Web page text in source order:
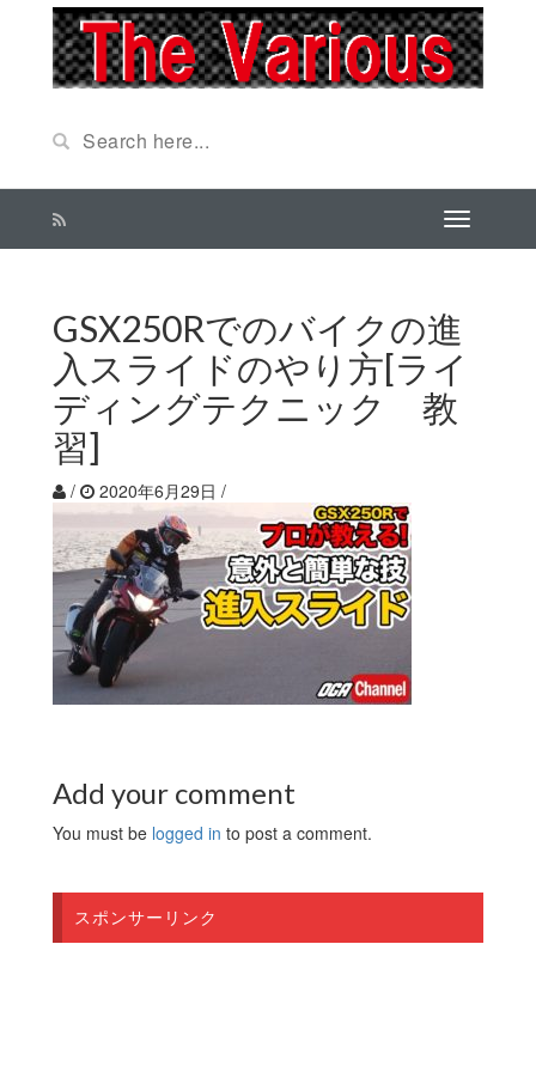
GSX250Rでのバイクの進
入スライドのやり方[ライ
ディングテクニック 教
習]
/ 2020年6月29日 /
Add your comment
You must be logged in to post a comment.
スポンサーリンク